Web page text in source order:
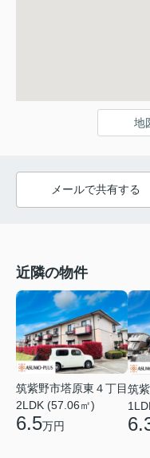
地
メールで共有する
近隣の物件
筑紫野市塔原東４丁目
2LDK (57.06㎡)
6.5万円
筑